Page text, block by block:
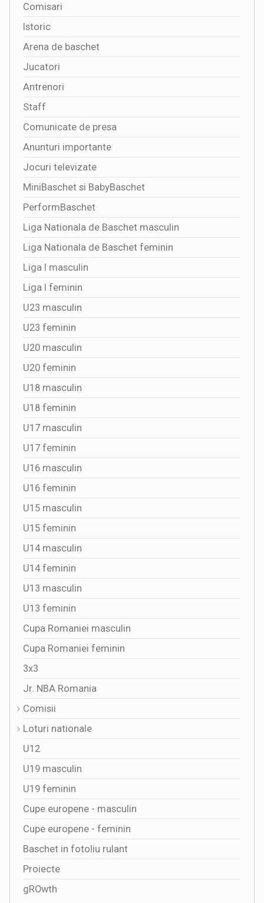
Comisari
Istoric
Arena de baschet
Jucatori
Antrenori
Staff
Comunicate de presa
Anunturi importante
Jocuri televizate
MiniBaschet si BabyBaschet
PerformBaschet
Liga Nationala de Baschet masculin
Liga Nationala de Baschet feminin
Liga I masculin
Liga I feminin
U23 masculin
U23 feminin
U20 masculin
U20 feminin
U18 masculin
U18 feminin
U17 masculin
U17 feminin
U16 masculin
U16 feminin
U15 masculin
U15 feminin
U14 masculin
U14 feminin
U13 masculin
U13 feminin
Cupa Romaniei masculin
Cupa Romaniei feminin
3x3
Jr. NBA Romania
Comisii
Loturi nationale
U12
U19 masculin
U19 feminin
Cupe europene - masculin
Cupe europene - feminin
Baschet in fotoliu rulant
Proiecte
gROwth